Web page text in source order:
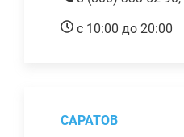
с 10:00 до 20:00
САРАТОВ